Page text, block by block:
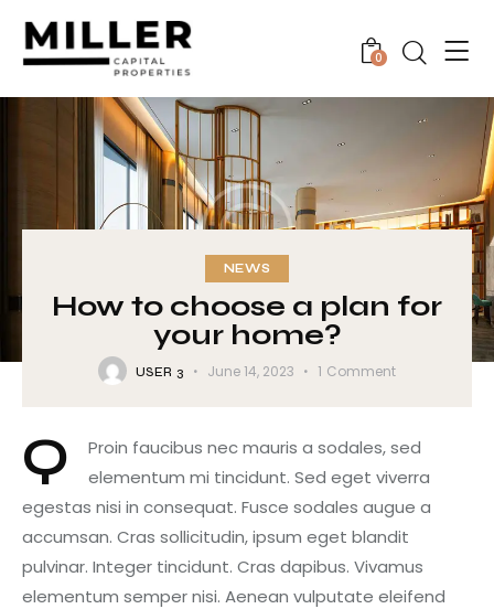
0
NEWS
How to choose a plan for
your home?
USER 3 June 14, 2023 1 Comment
Q
Proin faucibus nec mauris a sodales, sed
elementum mi tincidunt. Sed eget viverra
egestas nisi in consequat. Fusce sodales augue a
accumsan. Cras sollicitudin, ipsum eget blandit
pulvinar. Integer tincidunt. Cras dapibus. Vivamus
elementum semper nisi. Aenean vulputate eleifend